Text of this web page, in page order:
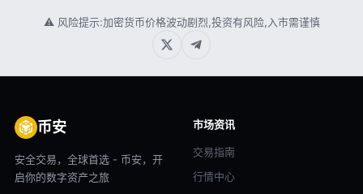
⚠ 风险提示:加密货币价格波动剧烈,投资有风险,入市需谨慎
币安
安全交易，全球首选 - 币安，开
启你的数字资产之旅
市场资讯
交易指南
行情中心